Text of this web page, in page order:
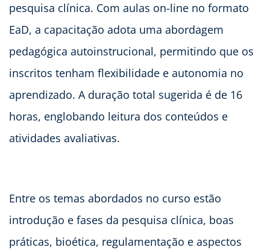
pesquisa clínica. Com aulas on-line no formato
EaD, a capacitação adota uma abordagem
pedagógica autoinstrucional, permitindo que os
inscritos tenham flexibilidade e autonomia no
aprendizado. A duração total sugerida é de 16
horas, englobando leitura dos conteúdos e
atividades avaliativas.
Entre os temas abordados no curso estão
introdução e fases da pesquisa clínica, boas
práticas, bioética, regulamentação e aspectos